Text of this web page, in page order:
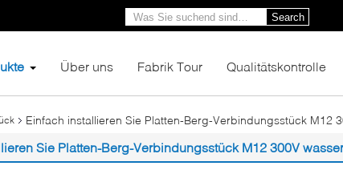
Search
Über uns Fabrik Tour Qualitätskontrolle
Einfach installieren Sie Platten-Berg-Verbindungsstück M12
Sie Platten-Berg-Verbindungsstück M12 300V